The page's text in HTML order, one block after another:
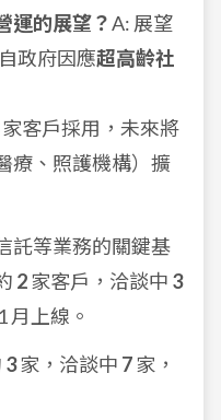
運的展望？A: 展望
政府因應超高齡社
家客戶採用，未來將
療、照護機構）擴
託等業務的關鍵基
2家客戶，洽談中 3
月上線。
3家，洽談中 7家，